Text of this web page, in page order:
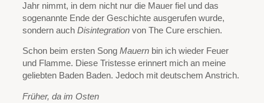
Jahr nimmt, in dem nicht nur die Mauer fiel und das
sogenannte Ende der Geschichte ausgerufen wurde,
sondern auch Disintegration von The Cure erschien.
Schon beim ersten Song Mauern bin ich wieder Feuer
und Flamme. Diese Tristesse erinnert mich an meine
geliebten Baden Baden. Jedoch mit deutschem Anstrich.
Früher, da im Osten